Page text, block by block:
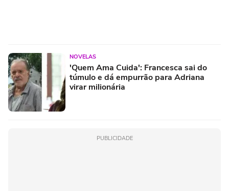
NOVELAS
'Quem Ama Cuida': Francesca sai do
túmulo e dá empurrão para Adriana
virar milionária
PUBLICIDADE